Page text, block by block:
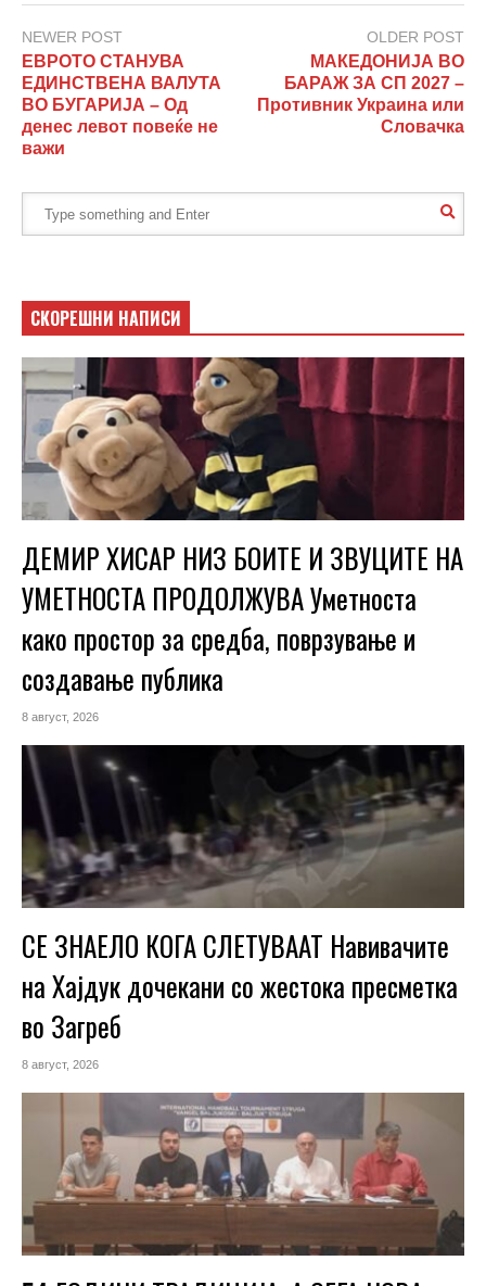
NEWER POST
ЕВРОТО СТАНУВА
ЕДИНСТВЕНА ВАЛУТА
ВО БУГАРИЈА – Од
денес левот повеќе не
важи
OLDER POST
МАКЕДОНИЈА ВО
БАРАЖ ЗА СП 2027 –
Противник Украина или
Словачка
СКОРЕШНИ НАПИСИ
ДЕМИР ХИСАР НИЗ БОИТЕ И ЗВУЦИТЕ НА
УМЕТНОСТА ПРОДОЛЖУВА Уметноста
како простор за средба, поврзување и
создавање публика
8 август, 2026
СЕ ЗНАЕЛО КОГА СЛЕТУВААТ Навивачите
на Хајдук дочекани со жестока пресметка
во Загреб
8 август, 2026